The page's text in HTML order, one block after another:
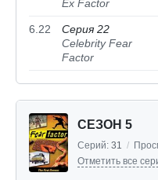
Ex Factor
6.22
Серия 22
Celebrity Fear
Factor
СЕЗОН 5
Серий: 31 /
Отметить все